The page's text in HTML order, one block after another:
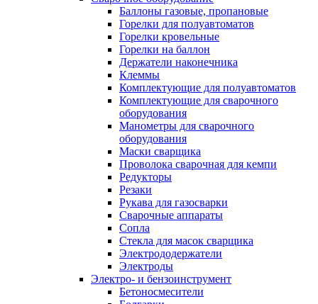
Баллоны газовые, пропановые
Горелки для полуавтоматов
Горелки кровельные
Горелки на баллон
Держатели наконечника
Клеммы
Комплектующие для полуавтоматов
Комплектующие для сварочного
оборудования
Манометры для сварочного
оборудования
Маски сварщика
Проволока сварочная для кемпи
Редукторы
Резаки
Рукава для газосварки
Сварочные аппараты
Сопла
Стекла для масок сварщика
Электрододержатели
Электроды
Электро- и бензоинструмент
Бетоносмесители